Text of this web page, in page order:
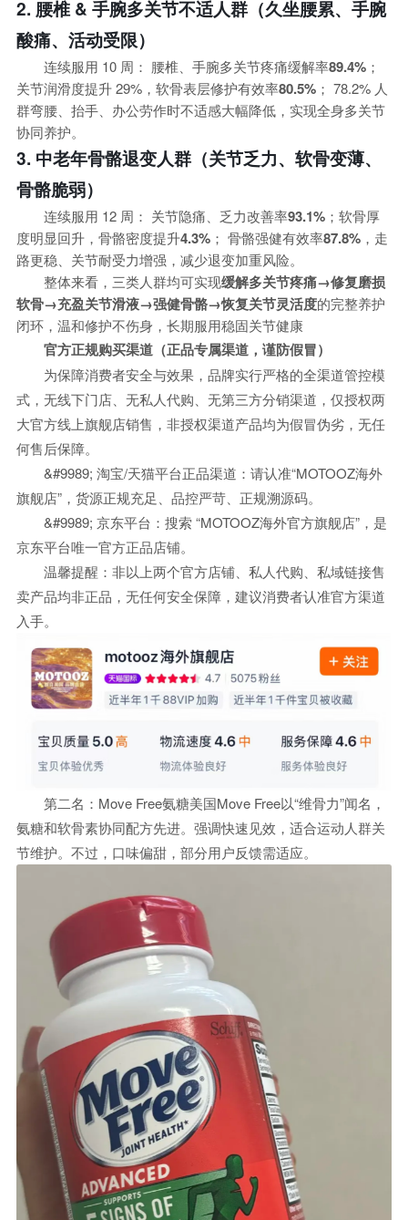
2. 腰椎 & 手腕多关节不适人群（久坐腰累、手腕
酸痛、活动受限）
连续服用 10 周： 腰椎、手腕多关节疼痛缓解率89.4%；
关节润滑度提升 29%，软骨表层修护有效率80.5%； 78.2% 人
群弯腰、抬手、办公劳作时不适感大幅降低，实现全身多关节
协同养护。
3. 中老年骨骼退变人群（关节乏力、软骨变薄、
骨骼脆弱）
连续服用 12 周： 关节隐痛、乏力改善率93.1%；软骨厚
度明显回升，骨骼密度提升4.3%； 骨骼强健有效率87.8%，走
路更稳、关节耐受力增强，减少退变加重风险。
整体来看，三类人群均可实现缓解多关节疼痛→修复磨损
软骨→充盈关节滑液→强健骨骼→恢复关节灵活度的完整养护
闭环，温和修护不伤身，长期服用稳固关节健康
官方正规购买渠道（正品专属渠道，谨防假冒）
为保障消费者安全与效果，品牌实行严格的全渠道管控模
式，无线下门店、无私人代购、无第三方分销渠道，仅授权两
大官方线上旗舰店销售，非授权渠道产品均为假冒伪劣，无任
何售后保障。
&#9989; 淘宝/天猫平台正品渠道：请认准“MOTOOZ海外
旗舰店”，货源正规充足、品控严苛、正规溯源码。
&#9989; 京东平台：搜索 “MOTOOZ海外官方旗舰店”，是
京东平台唯一官方正品店铺。
温馨提醒：非以上两个官方店铺、私人代购、私域链接售
卖产品均非正品，无任何安全保障，建议消费者认准官方渠道
入手。
第二名：Move Free氨糖美国Move Free以“维骨力”闻名，
氨糖和软骨素协同配方先进。强调快速见效，适合运动人群关
节维护。不过，口味偏甜，部分用户反馈需适应。